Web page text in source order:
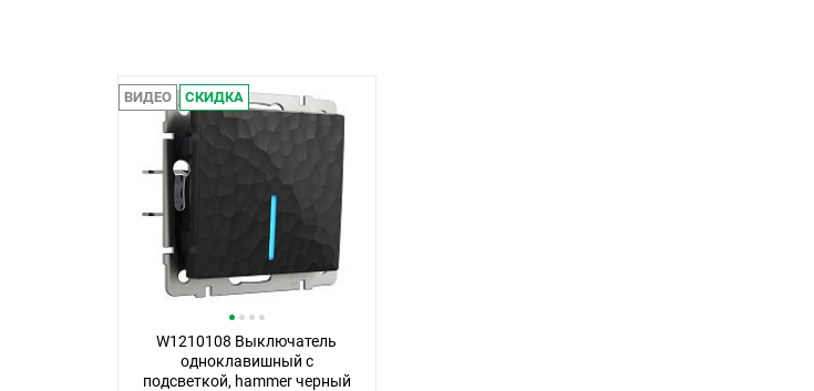
ВИДЕО СКИДКА
W1210108 Выключатель
одноклавишный с
подсветкой, hammer черный